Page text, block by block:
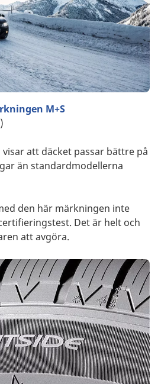
M+S
att däcket passar bättre på
än standardmodellerna
den här märkningen inte
Det är helt och
att avgöra.